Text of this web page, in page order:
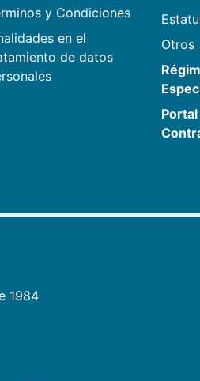
y Condiciones
en el
de datos
Otros
1984